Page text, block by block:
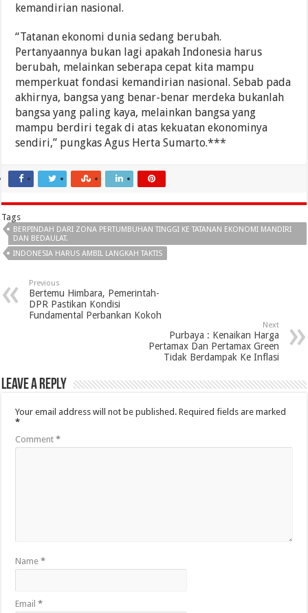
kemandirian nasional.
“Tatanan ekonomi dunia sedang berubah.
Pertanyaannya bukan lagi apakah Indonesia harus
berubah, melainkan seberapa cepat kita mampu
memperkuat fondasi kemandirian nasional. Sebab pada
akhirnya, bangsa yang benar-benar merdeka bukanlah
bangsa yang paling kaya, melainkan bangsa yang
mampu berdiri tegak di atas kekuatan ekonominya
sendiri,” pungkas Agus Herta Sumarto.***
Tags
BERPINDAH DARI ZONA PERTUMBUHAN TINGGI KE TATANAN EKONOMI MANDIRI
DAN BEDAULAT.
INDONESIA HARUS AMBIL LANGKAH TAKTIS
Previous
Bertemu Himbara, Pemerintah-
DPR Pastikan Kondisi
Fundamental Perbankan Kokoh
Next
Purbaya : Kenaikan Harga
Pertamax Dan Pertamax Green
Tidak Berdampak Ke Inflasi
Leave a Reply
Your email address will not be published. Required fields are marked
*
Comment*
Name*
Email*